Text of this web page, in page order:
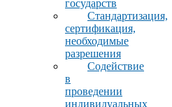
государств
Стандартизация,
сертификация,
необходимые
разрешения
Содействие
в
проведении
индивидуальных